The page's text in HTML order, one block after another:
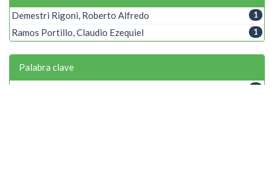
1
Demestri Rigoni, Roberto Alfredo
1
Ramos Portillo, Claudio Ezequiel
Palabra clave
1